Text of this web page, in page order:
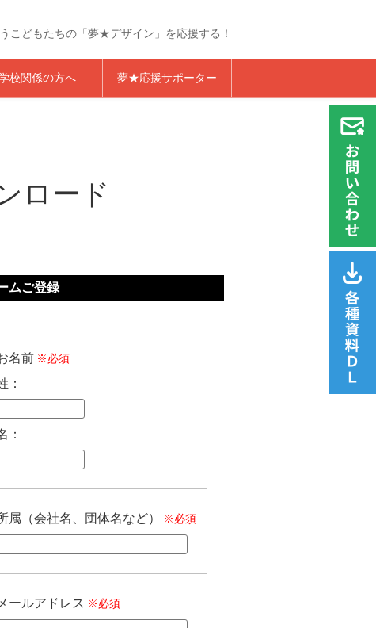
くざプロジェクト
こどもたちの「夢★デザイン」を応援する！
校関係の方へ 夢★応援サポーター
ロード
ムご登録
名前 ※
：
：
属（会社名、団体名など） ※
メールアドレス ※